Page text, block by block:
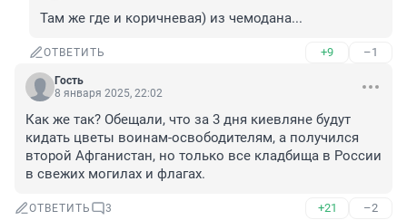
Там же где и коричневая) из чемодана...
ОТВЕТИТЬ +9 –1
Гость
8 января 2025, 22:02
Как же так? Обещали, что за 3 дня киевляне будут
кидать цветы воинам-освободителям, а получился
второй Афганистан, но только все кладбища в России
в свежих могилах и флагах.
ОТВЕТИТЬ 3 +21 –2